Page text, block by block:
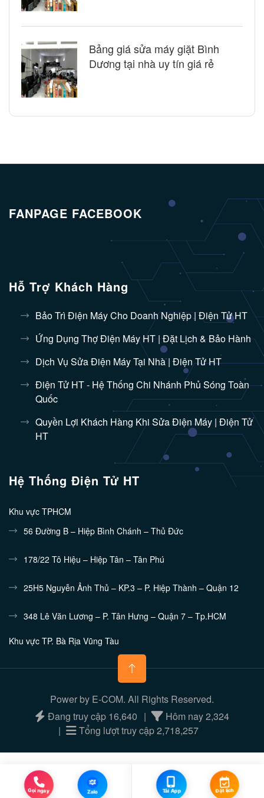
Bảng giá sửa máy giặt Bình
Dương tại nhà uy tín giá rẻ
FANPAGE FACEBOOK
Gọi ngay
Zalo
Zalo Tải App Đặt lịch
Hỗ Trợ Khách Hàng
Bảo Trì Điện Máy Cho Doanh Nghiệp | Điện Tử HT
Ứng Dụng Thợ Điện Máy HT | Đặt Lịch & Bảo Hành
Dịch Vụ Sửa Điện Máy Tại Nhà | Điện Tử HT
Điện Tử HT - Hệ Thống Chi Nhánh Phủ Sóng Toàn
Quốc
Quyền Lợi Khách Hàng Khi Sửa Điện Máy | Điện Tử
HT
Hệ Thống Điện Tử HT
Khu vực TPHCM
56 Đường B – Hiệp Bình Chánh – Thủ Đức
178/22 Tô Hiệu – Hiệp Tân – Tân Phú
25H5 Nguyễn Ảnh Thủ – KP.3 – P. Hiệp Thành – Quận 12
348 Lê Văn Lương – P. Tân Hưng – Quận 7 – Tp.HCM
Khu vực TP. Bà Rịa Vũng Tàu
132/10 Nguyễn Tri Phương - Phường 7 - TP.Vũng Tàu
448/15 Đường 30/4 Chánh Nghĩa – TDM – Bình Dương
Khu vực Hà Nội
Khu vực Đồng Nai
Power by E-COM. All Rights Reserved.
Đang truy cập 16,640 Hôm nay2,324
Tổng lượt truy cập2,718,257